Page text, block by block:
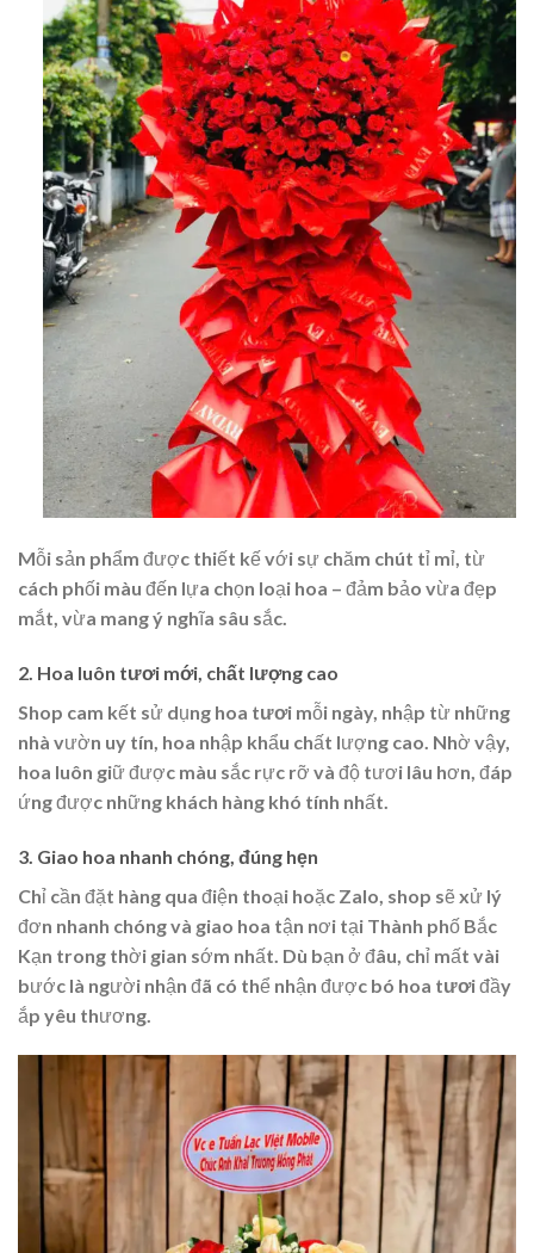
Mỗi sản phẩm được thiết kế với sự chăm chút tỉ mỉ, từ
cách phối màu đến lựa chọn loại hoa – đảm bảo vừa đẹp
mắt, vừa mang ý nghĩa sâu sắc.
2. Hoa luôn tươi mới, chất lượng cao
Shop cam kết sử dụng hoa tươi mỗi ngày, nhập từ những
nhà vườn uy tín, hoa nhập khẩu chất lượng cao. Nhờ vậy,
hoa luôn giữ được màu sắc rực rỡ và độ tươi lâu hơn, đáp
ứng được những khách hàng khó tính nhất.
3. Giao hoa nhanh chóng, đúng hẹn
Chỉ cần đặt hàng qua điện thoại hoặc Zalo, shop sẽ xử lý
đơn nhanh chóng và giao hoa tận nơi tại Thành phố Bắc
Kạn trong thời gian sớm nhất. Dù bạn ở đâu, chỉ mất vài
bước là người nhận đã có thể nhận được bó hoa tươiđầy
ắp yêu thương.